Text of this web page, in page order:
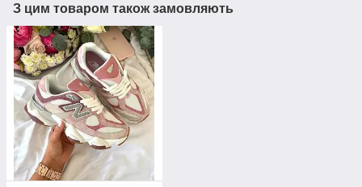
З цим товаром також замовляють